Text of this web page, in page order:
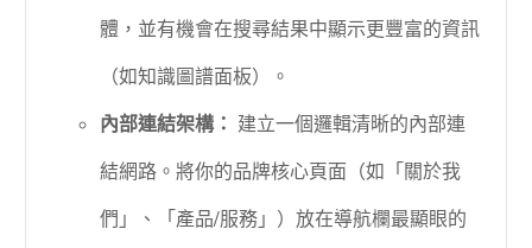
體，並有機會在搜尋結果中顯示更豐富的資訊
（如知識圖譜面板）。
內部連結架構： 建立一個邏輯清晰的內部連
結網路。將你的品牌核心頁面（如「關於我
們」、「產品/服務」）放在導航欄最顯眼的